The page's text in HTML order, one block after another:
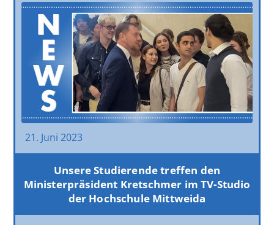
21. Juni 2023
Unsere Studierende treffen den
Ministerpräsident Kretschmer im TV-Studio
der Hochschule Mittweida